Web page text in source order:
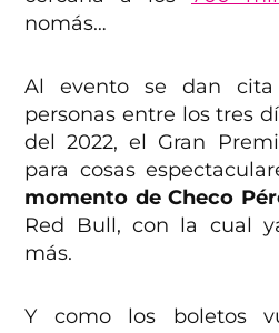
nomás…
Al evento se dan
personas entre los tres
del 2022, el Gran
para cosas
momento de Checo
Red Bull, con la cual
más.
Y como los boletos